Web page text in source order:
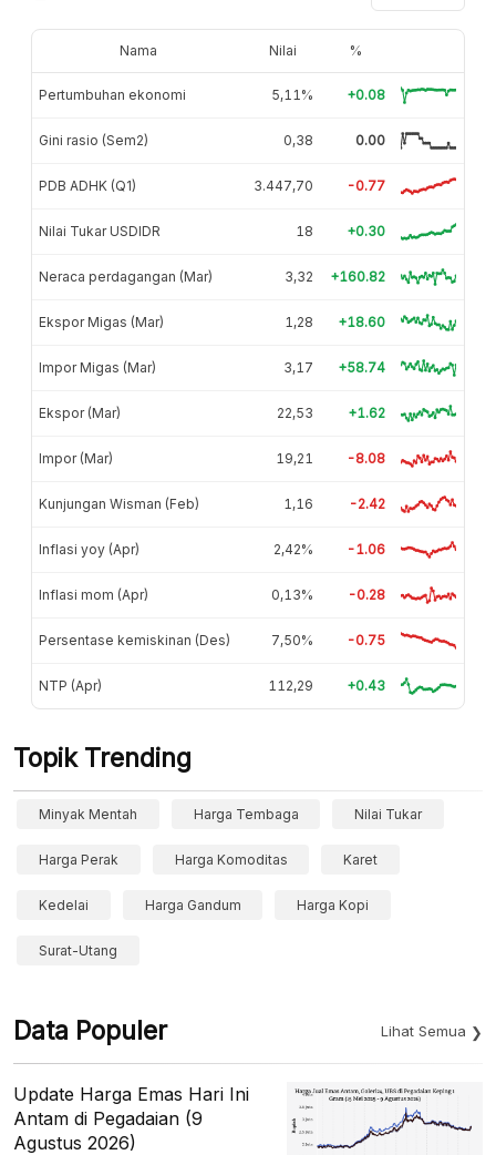
Nama Nilai %
Pertumbuhan ekonomi 5,11% +0.08
Gini rasio (Sem2) 0,38 0.00
PDB ADHK (Q1) 3.447,70 -0.77
Nilai Tukar USDIDR 18 +0.30
Neraca perdagangan (Mar) 3,32 +160.82
Ekspor Migas (Mar) 1,28 +18.60
Impor Migas (Mar) 3,17 +58.74
Ekspor (Mar) 22,53 +1.62
Impor (Mar) 19,21 -8.08
Kunjungan Wisman (Feb) 1,16 -2.42
Inflasi yoy (Apr) 2,42% -1.06
Inflasi mom (Apr) 0,13% -0.28
Persentase kemiskinan (Des) 7,50% -0.75
NTP (Apr) 112,29 +0.43
Topik Trending
Minyak Mentah Harga Tembaga Nilai Tukar
Harga Perak Harga Komoditas Karet
Kedelai Harga Gandum Harga Kopi
Surat-Utang
Data Populer Lihat Semua
Update Harga Emas Hari Ini
Antam di Pegadaian (9
Agustus 2026)